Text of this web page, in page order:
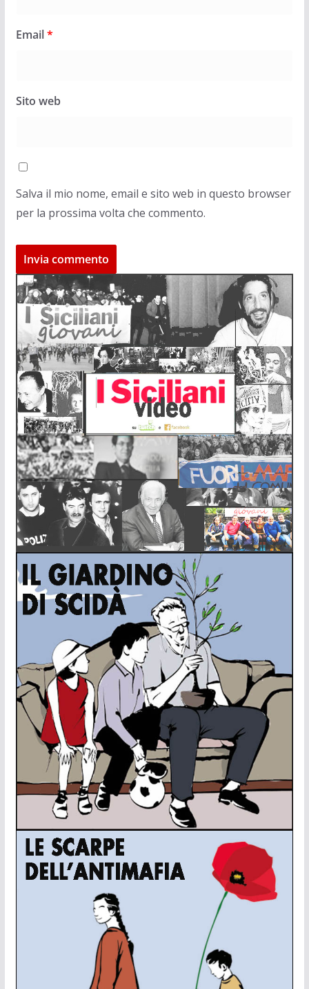
Email*
Sito web
Salva il mio nome, email e sito web in questo browser
per la prossima volta che commento.